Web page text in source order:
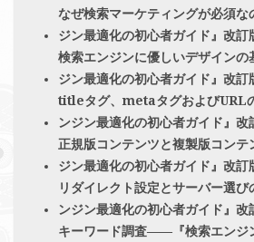
なぜ検索マーケティングが必須
ジン最適化の初心者ガイド』改訂
検索エンジンに優しいデザイン
ジン最適化の初心者ガイド』改訂
titleタグ、metaタグおよびURL
ンジン最適化の初心者ガイド』
正規版コンテンツと複製版コン
ジン最適化の初心者ガイド』改訂
リダイレクト設定とサーバー選
ンジン最適化の初心者ガイド』
キーワード調査――『検索エンジ